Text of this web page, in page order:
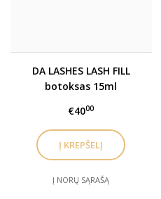
DA LASHES LASH FILL
botoksas 15ml
€4000
Į NORŲ SĄRAŠĄ